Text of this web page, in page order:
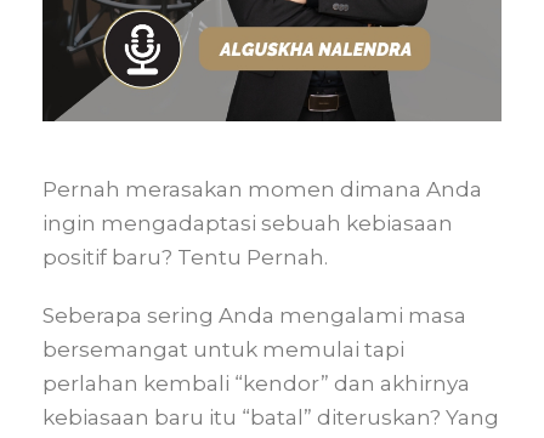
Pernah merasakan momen dimana Anda
ingin mengadaptasi sebuah kebiasaan
positif baru? Tentu Pernah.
Seberapa sering Anda mengalami masa
bersemangat untuk memulai tapi
perlahan kembali “kendor” dan akhirnya
kebiasaan baru itu “batal” diteruskan? Yang